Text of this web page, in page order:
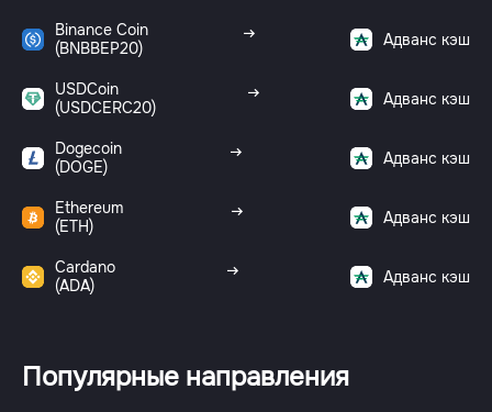
Binance Coin
(BNBBEP20)
Адванс кэш
USDCoin
(USDCERC20)
Адванс кэш
Dogecoin
(DOGE)
Адванс кэш
Ethereum
(ETH)
Адванс кэш
Cardano
(ADA)
Адванс кэш
Популярные направления